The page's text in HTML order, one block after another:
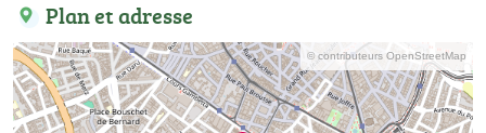
Plan et adresse
© contributeurs OpenStreetMap